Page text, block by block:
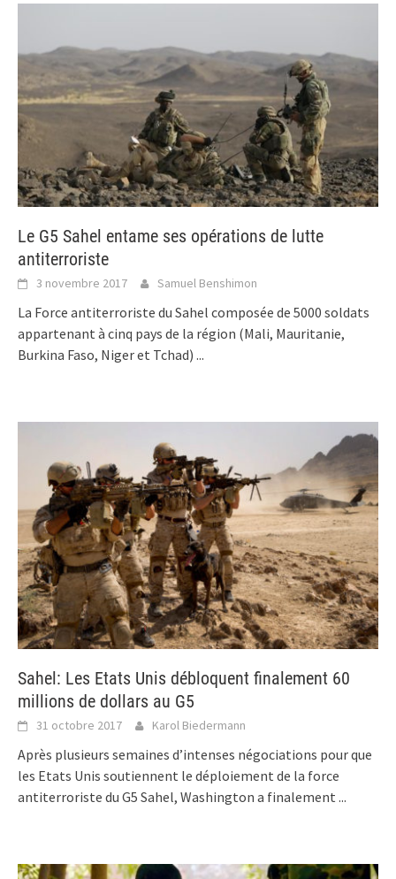
Le G5 Sahel entame ses opérations de lutte
antiterroriste
3 novembre 2017 Samuel Benshimon
La Force antiterroriste du Sahel composée de 5000 soldats
appartenant à cinq pays de la région (Mali, Mauritanie,
Burkina Faso, Niger et Tchad) ...
Sahel: Les Etats Unis débloquent finalement 60
millions de dollars au G5
31 octobre 2017 Karol Biedermann
Après plusieurs semaines d’intenses négociations pour que
les Etats Unis soutiennent le déploiement de la force
antiterroriste du G5 Sahel, Washington a finalement ...